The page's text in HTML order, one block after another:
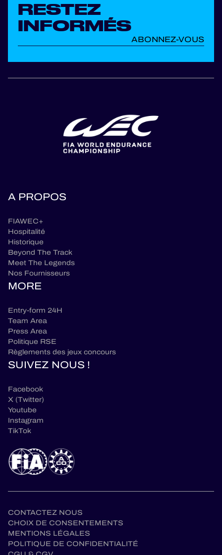
RESTEZ
INFORMÉS
ABONNEZ-VOUS
A PROPOS
FIAWEC+
Hospitalité
Historique
Beyond The Track
Meet The Legends
Nos Fournisseurs
MORE
Entry-form 24H
Team Area
Press Area
Politique RSE
Règlements des jeux concours
SUIVEZ NOUS !
Facebook
X (Twitter)
Youtube
Instagram
TikTok
CONTACTEZ NOUS
CHOIX DE CONSENTEMENTS
MENTIONS LÉGALES
POLITIQUE DE CONFIDENTIALITÉ